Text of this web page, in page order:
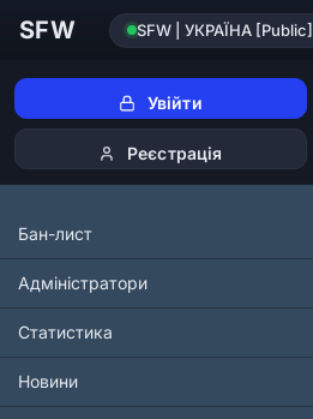
SFW SFW | УКРАЇНА [Public]
Увійти
Реєстрація
Бан-лист
Адміністратори
Статистика
Новини